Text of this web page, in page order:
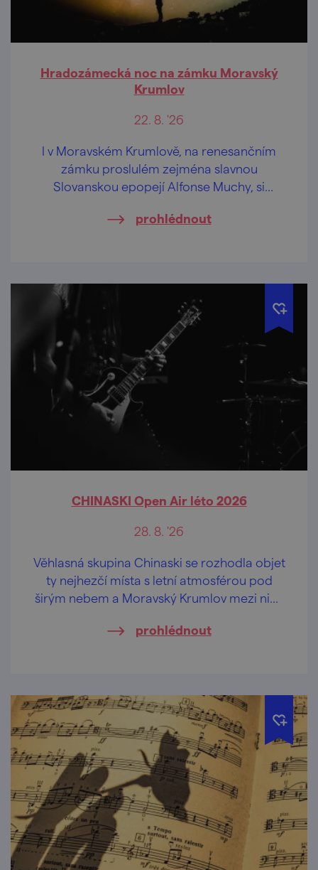
Hradozámecká noc na zámku Moravský
Krumlov
22. 8. '26
I v Moravském Krumlově, na renesančním
zámku proslulém zejména slavnou
Slovanskou epopejí Alfonse Muchy, si
památkových objektů po celé republice až
prohlédnout
CHINASKI Open Air léto 2026
28. 8. '26
Věhlasná skupina Chinaski se rozhodla objet
ty nejhezčí místa s letní atmosférou pod
širým nebem a Moravský Krumlov mezi nimi
prohlédnout